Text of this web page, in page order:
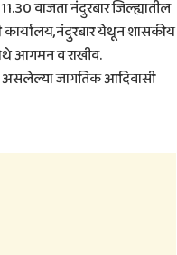
वाजता नंदुरबार जिल्ह्यातील
कार्यालय,नंदुरबार येथून शासकीय
आगमन व राखीव.
असलेल्या जागतिक आदिवासी